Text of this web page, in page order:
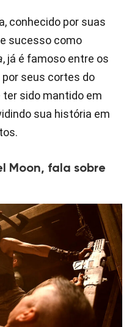
conhecido por suas
sucesso como
, já é famoso entre os
seus cortes do
ter sido mantido em
sua história em
Moon, fala sobre